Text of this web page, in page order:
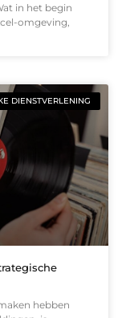
in het begin
omgeving,
DIENSTVERLENING
hebben